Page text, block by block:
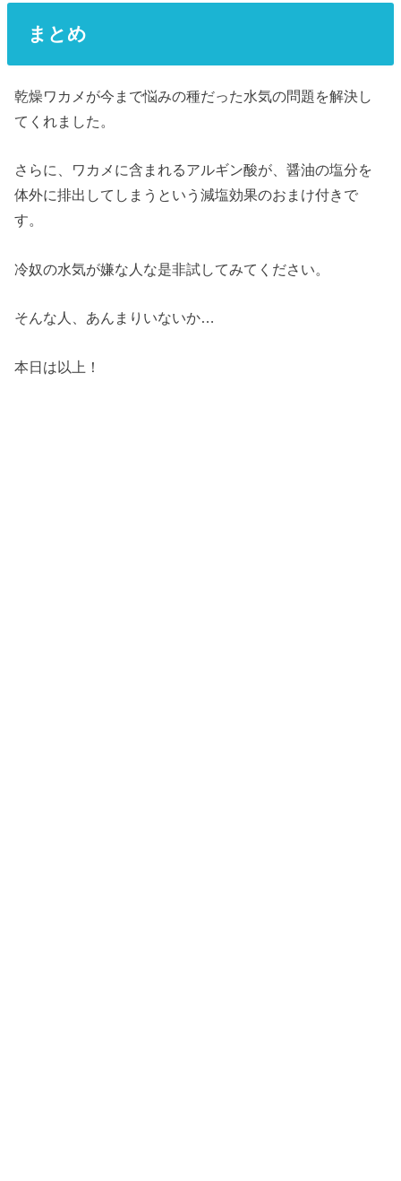
まとめ
乾燥ワカメが今まで悩みの種だった水気の問題を解決し
てくれました。
さらに、ワカメに含まれるアルギン酸が、醤油の塩分を
体外に排出してしまうという減塩効果のおまけ付きで
す。
冷奴の水気が嫌な人な是非試してみてください。
そんな人、あんまりいないか…
本日は以上！